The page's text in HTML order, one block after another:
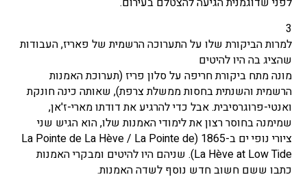
3
למרות הביקורת שלו על התערוכה הרשמית של פאריז, העבודות
שהציג בה היו להיטים
מונה מתח ביקורת חריפה על סלון פריז (תערוכת האמנות
הרשמית והשנתית בחסות ממשלת צרפת), שאותה כינה חונקת
ואנטי-פרוגרסיבית. אבל כדי להרגיע את דודתו מארי-ז'אן,
שמימנה בחוסר רצון את לימודי האמנות שלו, הוא הגיש שני
ציורי נופי ים ב-1865 (La Pointe de La Hève / La Pointe de
La Hève at Low Tide). שניהם היו להיטים ומבקרי האמנות
כתבו ששם חשוב חדש נוסף לשדה האמנות.